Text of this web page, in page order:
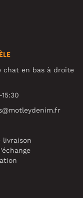
chat en bas à droite
livraison